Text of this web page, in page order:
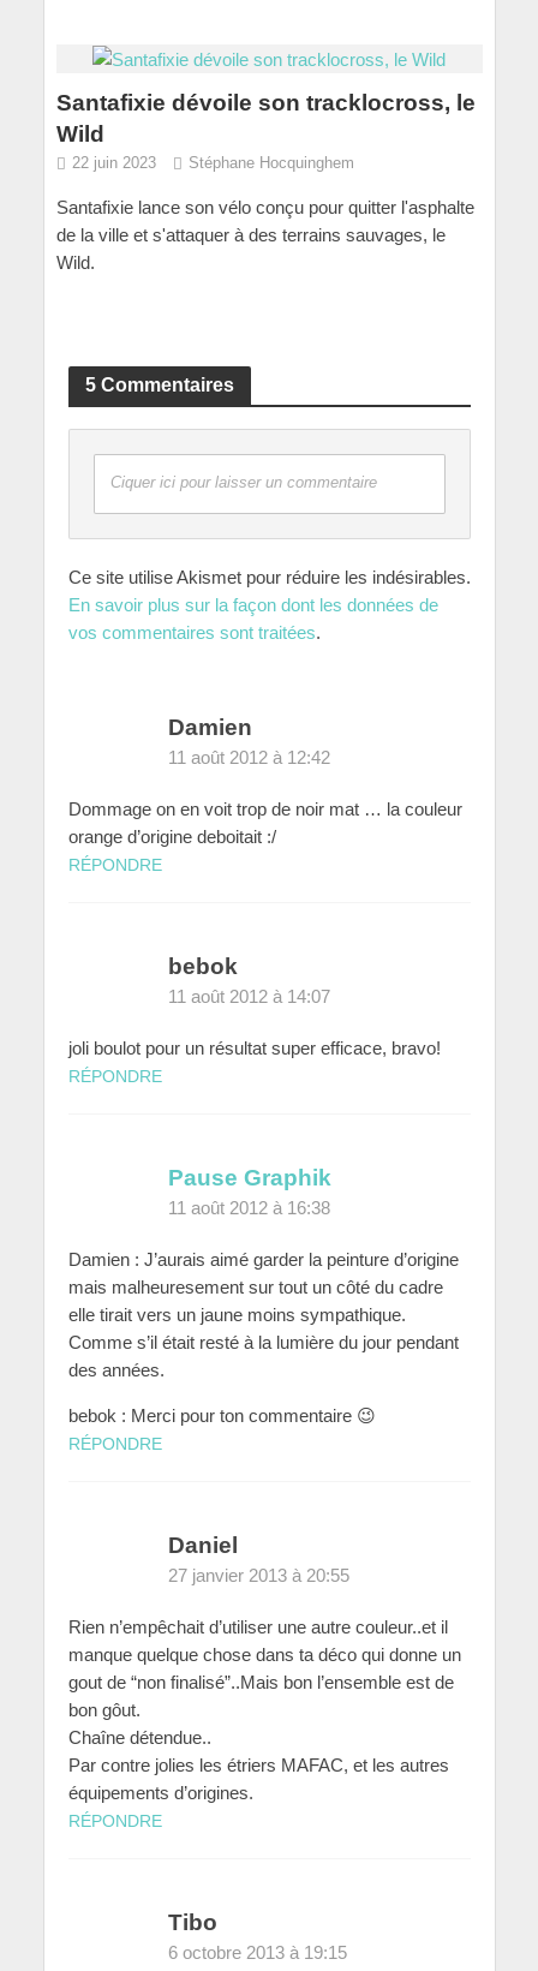
Santafixie dévoile son tracklocross, le
Wild
22 juin 2023 Stéphane Hocquinghem
Santafixie lance son vélo conçu pour quitter l'asphalte
de la ville et s'attaquer à des terrains sauvages, le
Wild.
5 Commentaires
Ciquer ici pour laisser un commentaire
Ce site utilise Akismet pour réduire les indésirables.
En savoir plus sur la façon dont les données de
vos commentaires sont traitées.
Damien
11 août 2012 à 12:42
Dommage on en voit trop de noir mat … la couleur
orange d’origine deboitait :/
RÉPONDRE
bebok
11 août 2012 à 14:07
joli boulot pour un résultat super efficace, bravo!
RÉPONDRE
Pause Graphik
11 août 2012 à 16:38
Damien : J’aurais aimé garder la peinture d’origine
mais malheuresement sur tout un côté du cadre
elle tirait vers un jaune moins sympathique.
Comme s’il était resté à la lumière du jour pendant
des années.
bebok : Merci pour ton commentaire 😉
RÉPONDRE
Daniel
27 janvier 2013 à 20:55
Rien n’empêchait d’utiliser une autre couleur..et il
manque quelque chose dans ta déco qui donne un
gout de “non finalisé”..Mais bon l’ensemble est de
bon gôut.
Chaîne détendue..
Par contre jolies les étriers MAFAC, et les autres
équipements d’origines.
RÉPONDRE
Tibo
6 octobre 2013 à 19:15